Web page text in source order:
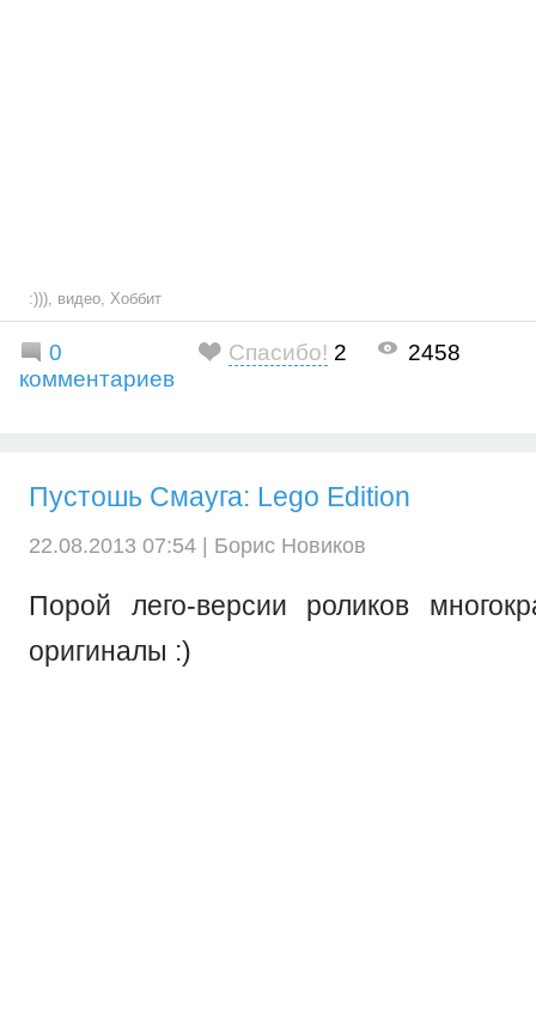
:))), видео, Хоббит
0
комментариев
Спасибо! 2 2458
Пустошь Смауга: Lego Edition
22.08.2013 07:54 | Борис Новиков
Порой лего-версии роликов
оригиналы :)